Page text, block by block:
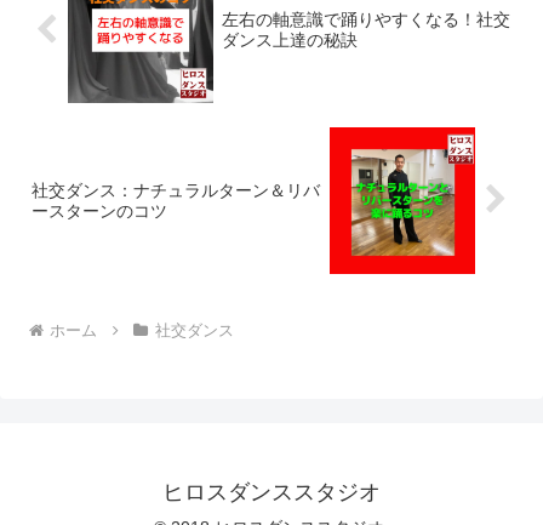
左右の軸意識で踊りやすくなる！社交
ダンス上達の秘訣
社交ダンス：ナチュラルターン＆リバ
ースターンのコツ
ホーム 社交ダンス
ヒロスダンススタジオ